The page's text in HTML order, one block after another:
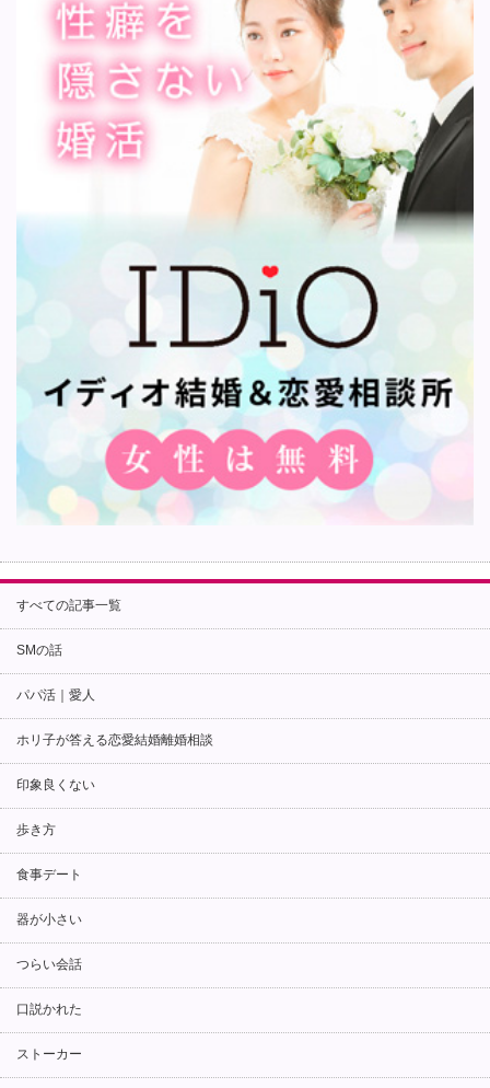
すべての記事一覧
SMの話
パパ活｜愛人
ホリ子が答える恋愛結婚離婚相談
印象良くない
歩き方
食事デート
器が小さい
つらい会話
口説かれた
ストーカー